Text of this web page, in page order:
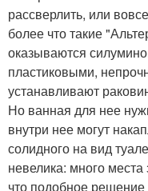
рассверлить, или
более что такие
оказываются
пластиковыми,
устанавливают
Но ванная для нее
внутри нее могут
солидного на вид
невелика: много
что подобное